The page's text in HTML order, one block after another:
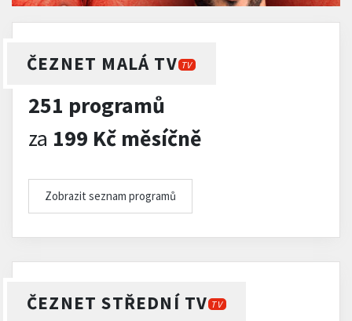
ČEZNET MALÁ TV TV
251 programů
za 199 Kč měsíčně
Zobrazit seznam programů
ČEZNET STŘEDNÍ TV TV